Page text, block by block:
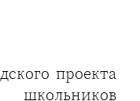
проекта